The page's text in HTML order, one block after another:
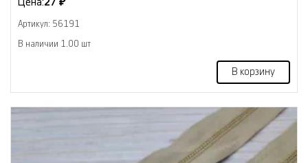
Цена:27 ₽
Артикул: 56191
В наличии 1.00 шт
В корзину